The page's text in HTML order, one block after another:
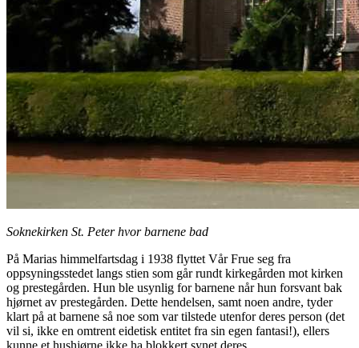
Soknekirken St. Peter hvor barnene bad
På Marias himmelfartsdag i 1938 flyttet Vår Frue seg fra
oppsyningsstedet langs stien som går rundt kirkegården mot kirken
og prestegården. Hun ble usynlig for barnene når hun forsvant bak
hjørnet av prestegården. Dette hendelsen, samt noen andre, tyder
klart på at barnene så noe som var tilstede utenfor deres person (det
vil si, ikke en omtrent eidetisk entitet fra sin egen fantasi!), ellers